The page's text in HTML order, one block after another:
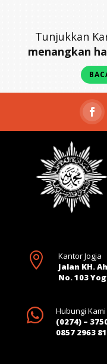
Tunjukkan
menangkan

Kantor Jogja
Jalan KH.
No. 103

Hubungi Kami
(0274) –
0857 2963